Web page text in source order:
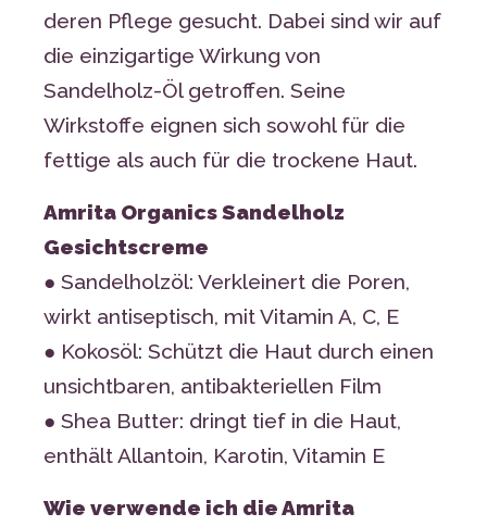
deren Pflege gesucht. Dabei sind wir auf
die einzigartige Wirkung von
Sandelholz-Öl getroffen. Seine
Wirkstoffe eignen sich sowohl für die
fettige als auch für die trockene Haut.
Amrita Organics Sandelholz
Gesichtscreme
● Sandelholzöl: Verkleinert die Poren,
wirkt antiseptisch, mit Vitamin A, C, E
● Kokosöl: Schützt die Haut durch einen
unsichtbaren, antibakteriellen Film
● Shea Butter: dringt tief in die Haut,
enthält Allantoin, Karotin, Vitamin E
Wie verwende ich die Amrita